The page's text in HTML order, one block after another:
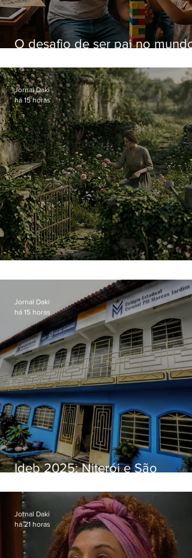
O desafio de ser pai no mundo
Jornal Daki
há 15 horas
Ideb 2025: Niterói e São
distintos no ensino médio; veja
Jornal Daki
há 15 horas
Jornal Daki
há 21 horas